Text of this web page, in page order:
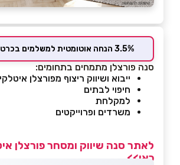
3.5% הנחה אוטומטית למשלמים בכרטיס המועדון
סנה פורצלן מתמחים בתחומים:
ייבוא ושיווק ריצוף מפורצלן
חיפוי לבתים
למקלחת
משרדים ופרוייקטים
לאתר סנה שיווק ומסחר פורצלן
כאן>>